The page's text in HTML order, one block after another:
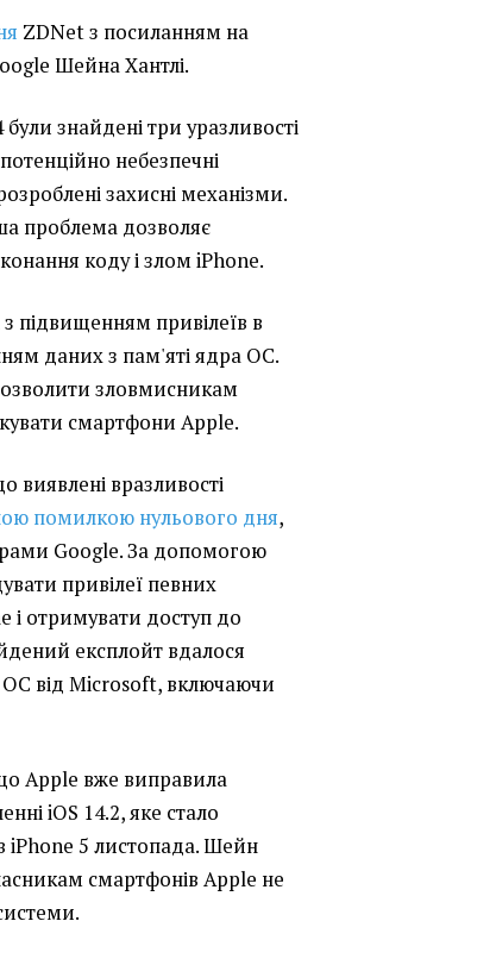
ZDNet з посиланням на
Шейна Хантлі.
знайдені три уразливості
небезпечні
захисні механізми.
проблема дозволяє
коду і злом iPhone.
підвищенням привілеїв в
даних з пам'яті ядра ОС.
зловмисникам
смартфони Apple.
виявлені вразливості
помилкою нульового дня,
Google. За допомогою
привілеї певних
і отримувати доступ до
експлойт вдалося
ОС від Microsoft, включаючи
Apple вже виправила
iOS 14.2, яке стало
iPhone 5 листопада. Шейн
смартфонів Apple не